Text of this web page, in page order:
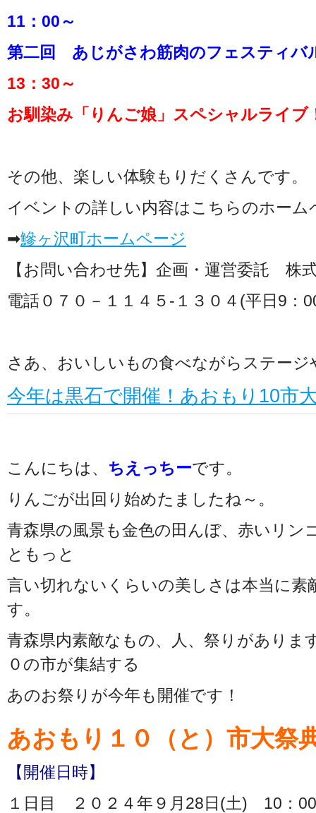
11：00～
第二回 あじがさわ筋肉のフェスティバ
13：30～
お馴染み「りんご娘」スペシャルライブ
その他、楽しい体験もりだくさんです。
イベントの詳しい内容はこちらのホーム
➡鰺ヶ沢町ホームページ
【お問い合わせ先】企画・運営委託 株
電話０７０－１１４５‐１３０４(平日9：
さあ、おいしいもの食べながらステー
今年は黒石で開催！あおもり10市
こんにちは、 ちえっちーです。
りんごが出回り始めたましたね～。
青森県の風景も金色の田んぼ、赤いリン
ともっと
言い切れないくらいの美しさは本当に素
す。
青森県内素敵なもの、人、祭りがありま
０の市が集結する
あのお祭りが今年も開催です！
あおもり１０（と）市大祭
【開催日時】
１日目 ２０２４年９月28日(土) 10：